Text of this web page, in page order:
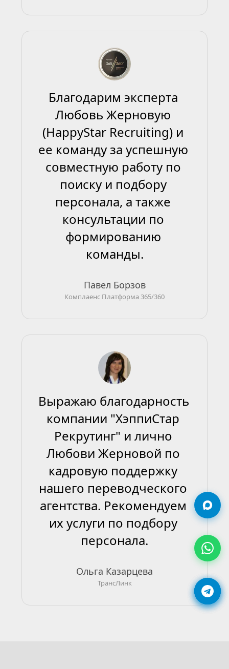
Благодарим эксперта
Любовь Жерновую
(HappyStar Recruiting) и
ее команду за успешную
совместную работу по
поиску и подбору
персонала, а также
консультации по
формированию
команды.
Павел Борзов
Комплаенс Платформа 365/360
Выражаю благодарность
компании "ХэппиСтар
Рекрутинг" и лично
Любови Жерновой по
кадровую поддержку
нашего переводческого
агентства. Рекомендуем
их услуги по подбору
персонала.
Ольга Казарцева
ТрансЛинк